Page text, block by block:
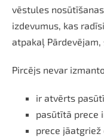
vēstules
izdevumus, kas
atpakaļ Pārdevējam,
Pircējs nevar
ir atvērts
pasūtītā prece
prece